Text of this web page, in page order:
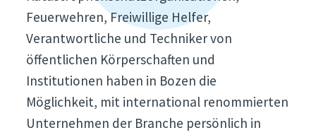
Feuerwehren, Freiwillige Helfer,
Verantwortliche und Techniker von
öffentlichen Körperschaften und
Institutionen haben in Bozen die
Möglichkeit, mit international renommierten
Unternehmen der Branche persönlich in